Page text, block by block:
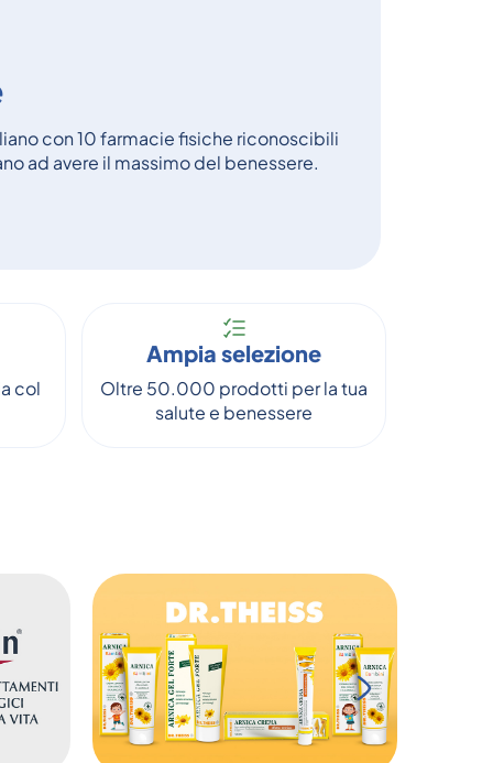
con 10 farmacie fisiche riconoscibili
ad avere il massimo del benessere.
col
Ampia selezione
Oltre 50.000 prodotti per la tua
salute e benessere